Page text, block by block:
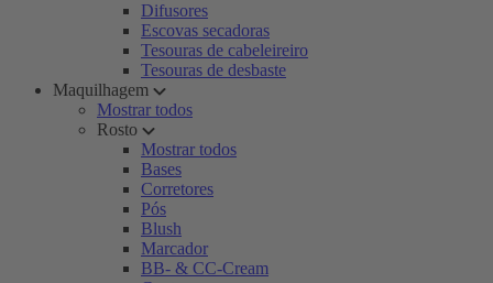
Difusores
Escovas secadoras
Tesouras de cabeleireiro
Tesouras de desbaste
Maquilhagem
Mostrar todos
Rosto
Mostrar todos
Bases
Corretores
Pós
Blush
Marcador
BB- & CC-Cream